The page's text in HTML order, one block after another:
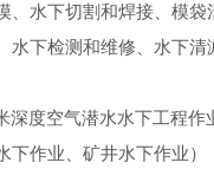
水下切割和焊接、模袋
下检测和维修、水下
度空气潜水水下工程
作业、矿井水下作业